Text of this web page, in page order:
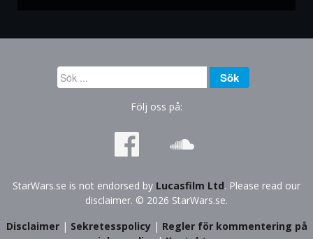
Sök
...
Sök
Följ oss på:
StarWars.se is not endorsed by Lucasfilm Ltd. Please read our
disclaimer. © 2026 StarWars.se.
Disclaimer| Sekretesspolicy| Regler för kommentering på